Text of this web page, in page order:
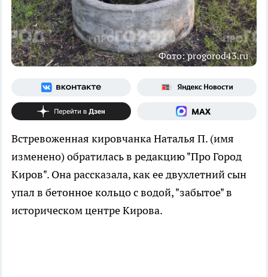
Фото: progorod43.ru
Встревоженная кировчанка Наталья П. (имя
изменено) обратилась в редакцию "Про Город
Киров". Она рассказала, как ее двухлетний сын
упал в бетонное кольцо с водой, "забытое" в
историческом центре Кирова.